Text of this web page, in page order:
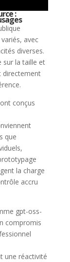
:
avec
diverses.
sur la taille et
directement
conçus
que
la charge
accru
gpt-oss-
compromis
une réactivité